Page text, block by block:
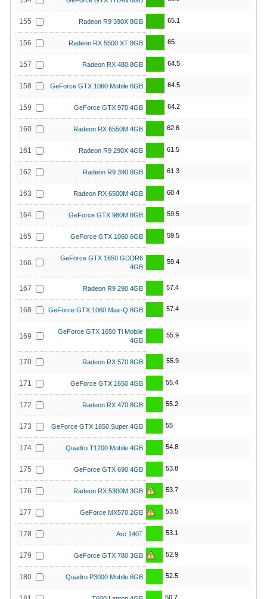
155 Radeon R9 390X 8GB 65.1
156 Radeon RX 5500 XT 8GB 65
157 Radeon RX 480 8GB 64.5
158 GeForce GTX 1060 Mobile 6GB 64.5
159 GeForce GTX 970 4GB 64.2
160 Radeon RX 6550M 4GB 62.6
161 Radeon R9 290X 4GB 61.5
162 Radeon R9 390 8GB 61.3
163 Radeon RX 6500M 4GB 60.4
164 GeForce GTX 980M 8GB 59.5
165 GeForce GTX 1060 6GB 59.5
166
GeForce GTX 1650 GDDR6
4GB
59.4
167 Radeon R9 290 4GB 57.4
168 GeForce GTX 1060 Max-Q 6GB 57.4
169
GeForce GTX 1650 Ti Mobile
4GB
55.9
170 Radeon RX 570 8GB 55.9
171 GeForce GTX 1650 4GB 55.4
172 Radeon RX 470 8GB 55.2
173 GeForce GTX 1650 Super 4GB 55
174 Quadro T1200 Mobile 4GB 54.8
175 GeForce GTX 690 4GB 53.8
176 Radeon RX 5300M 3GB 53.7
177 GeForce MX570 2GB 53.5
178 Arc 140T 53.1
179 GeForce GTX 780 3GB 52.9
180 Quadro P3000 Mobile 6GB 52.5
50.7